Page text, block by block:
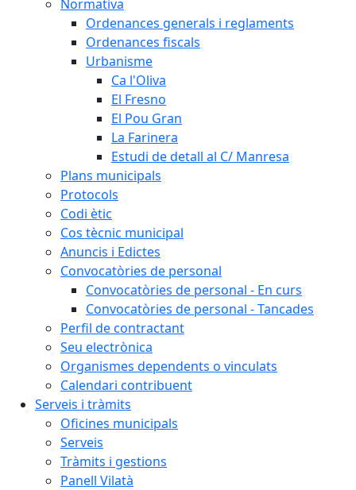
Normativa
Ordenances generals i reglaments
Ordenances fiscals
Urbanisme
Ca l'Oliva
El Fresno
El Pou Gran
La Farinera
Estudi de detall al C/ Manresa
Plans municipals
Protocols
Codi ètic
Cos tècnic municipal
Anuncis i Edictes
Convocatòries de personal
Convocatòries de personal - En curs
Convocatòries de personal - Tancades
Perfil de contractant
Seu electrònica
Organismes dependents o vinculats
Calendari contribuent
Serveis i tràmits
Oficines municipals
Serveis
Tràmits i gestions
Panell Vilatà